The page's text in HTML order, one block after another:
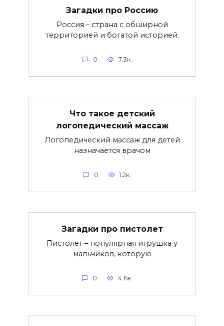
Загадки про Россию
Россия – страна с обширной
территорией и богатой историей.
0 7.3к.
Что такое детский
логопедический массаж
Логопедический массаж для детей
назначается врачом
0 1.2к.
Загадки про пистолет
Пистолет – популярная игрушка у
мальчиков, которую
0 4.6к.